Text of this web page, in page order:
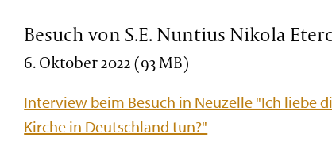
Besuch von S.E. Nuntius Nikola
6. Oktober 2022 (93 MB)
Interview beim Besuch in Neuzelle "Ich liebe
Kirche in Deutschland tun?"